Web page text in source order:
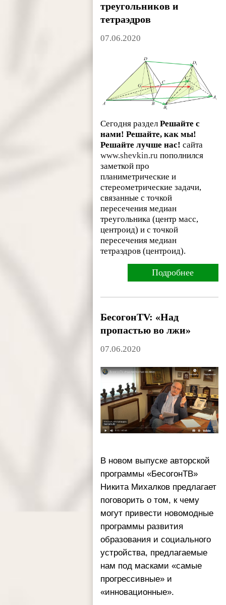
треугольников и
тетраэдров
07.06.2020
Сегодня разделРешайте с
нами! Решайте, как мы!
Решайте лучше нас! сайта
www.shevkin.ru пополнился
заметкой про
планиметрические и
стереометрические задачи,
связанные с точкой
пересечения медиан
треугольника (центр масс,
центроид) и с точкой
пересечения медиан
тетраэдров (центроид).
Подробнее
БесогонTV: «Над
пропастью во лжи»
07.06.2020
В новом выпуске авторской
программы «БесогонТВ»
Никита Михалков предлагает
поговорить о том, к чему
могут привести новомодные
программы развития
образования и социального
устройства, предлагаемые
нам под масками «самые
прогрессивные» и
«инновационные».